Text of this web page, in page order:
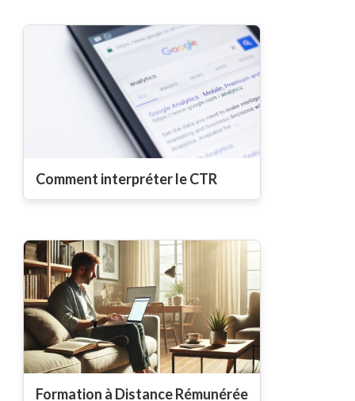
Comment interpréter le CTR
Formation à Distance Rémunérée